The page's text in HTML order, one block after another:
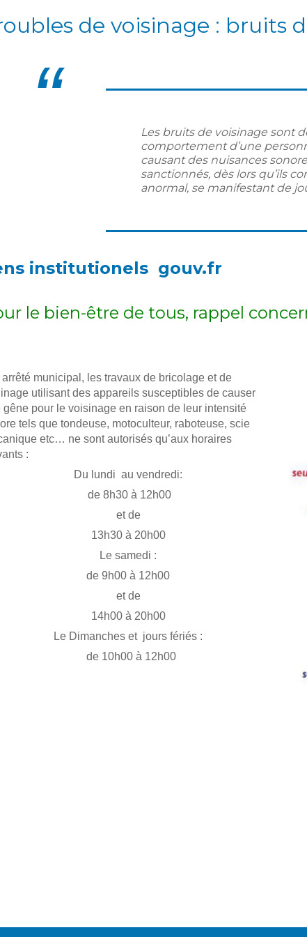
de voisinage : bruits
Les bruits de voisinage sont
comportement d’une
causant des nuisances
sanctionnés, dès lors qu’ils
anormal, se manifestant de
institutionels gouv.fr
le bien-être de tous, rappel
arrêté municipal, les travaux de bricolage et de
utilisant des appareils susceptibles de causer
gêne pour le voisinage en raison de leur intensité
tels que tondeuse, motoculteur, raboteuse, scie
etc… ne sont autorisés qu’aux horaires
:
Du lundi au vendredi:
de 8h30 à 12h00
et de
13h30 à 20h00
Le samedi :
de 9h00 à 12h00
et de
14h00 à 20h00
Le Dimanches et jours fériés :
de 10h00 à 12h00